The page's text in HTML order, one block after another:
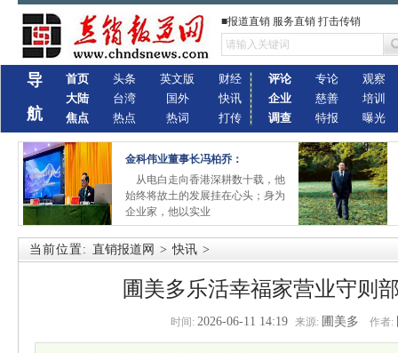
■报道直销 服务直销 打击传销
导
航
首页
大陆
焦点
头条
台湾
热点
英文版
国外
热词
财经
快讯
打传
评论
企业
调查
专论
慈善
特报
观察
培训
曝光
金科伟业董事长冯柏乔：
从电白走向香港深耕数十载，他
始终将故土的发展挂在心头；身为
企业家，他以实业
当前位置: 直销报道网 > 快讯 >
圃美多乐活幸福家营业守则
时间: 2026-06-11 14:19 来源: 圃美多 作者: